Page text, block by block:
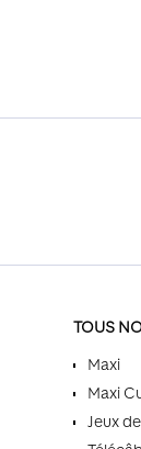
TOUS
Maxi
Maxi
Jeux